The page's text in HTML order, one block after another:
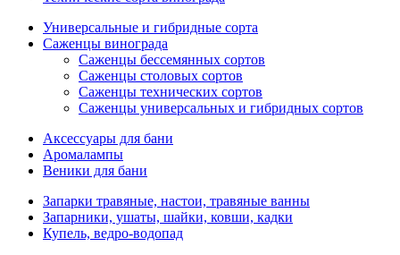
Универсальные и гибридные сорта
Саженцы винограда
Саженцы бессемянных сортов
Саженцы столовых сортов
Саженцы технических сортов
Саженцы универсальных и гибридных сортов
Аксессуары для бани
Аромалампы
Веники для бани
Запарки травяные, настои, травяные ванны
Запарники, ушаты, шайки, ковши, кадки
Купель, ведро-водопад